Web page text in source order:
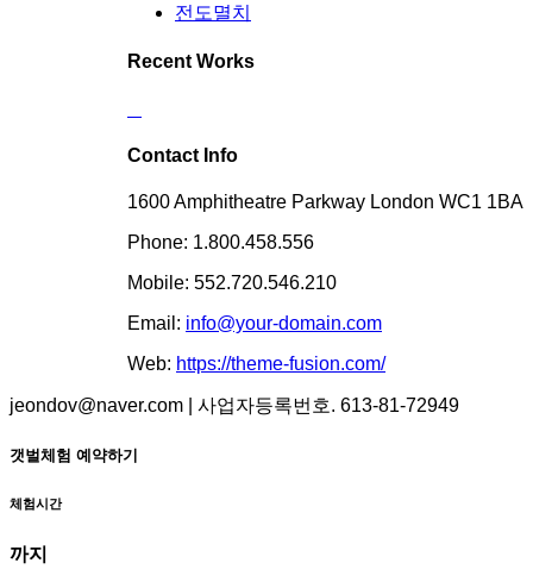
전도멸치
Recent Works
Contact Info
1600 Amphitheatre Parkway London WC1 1BA
Phone: 1.800.458.556
Mobile: 552.720.546.210
Email: info@your-domain.com
Web: https://theme-fusion.com/
jeondov@naver.com | 사업자등록번호. 613-81-72949
갯벌체험 예약하기
체험시간
까지